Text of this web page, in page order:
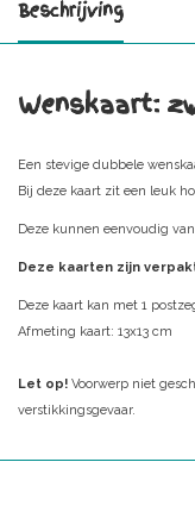
Beschrijving
Wenskaart:
Een stevige dubbele
Bij deze kaart zit een leuk
Deze kunnen eenvoudig
Deze kaarten zijn
Deze kaart kan met 1
Afmeting kaart: 13x13 cm
Let op! Voorwerp niet
verstikkingsgevaar.